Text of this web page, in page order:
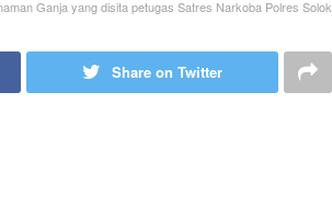
Ganja yang disita petugas Satres Narkoba Polres Solok
Share on Twitter